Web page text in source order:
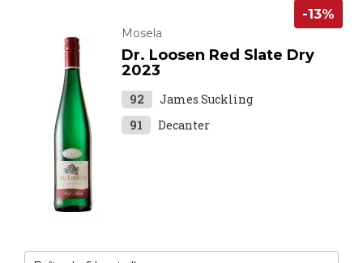
Mosela
Dr. Loosen Red Slate Dry
2023
92
James Suckling
91
Decanter
-13%